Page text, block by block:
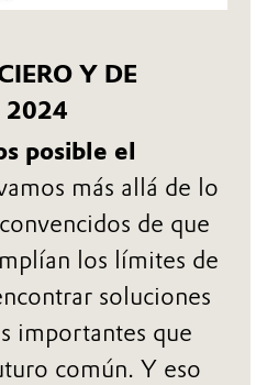
Y DE
2024
posible el
más allá de lo
de que
los límites de
soluciones
importantes que
común. Y eso